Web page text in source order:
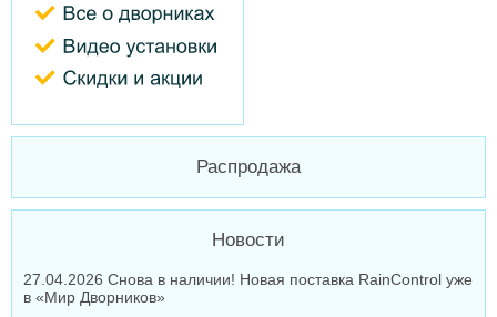
Распродажа
Новости
27.04.2026 Снова в наличии! Новая поставка RainControl уже
в «Мир Дворников»